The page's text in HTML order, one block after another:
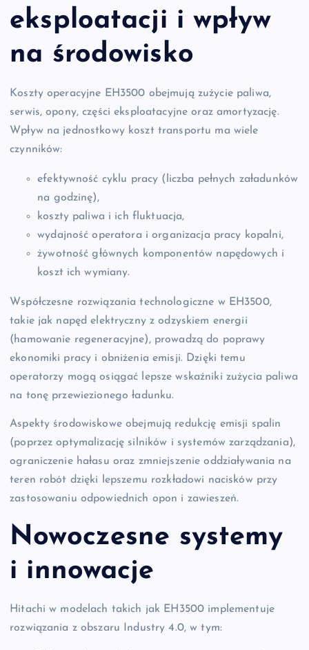
eksploatacji i wpływ
na środowisko
Koszty operacyjne EH3500 obejmują zużycie paliwa,
serwis, opony, części eksploatacyjne oraz amortyzację.
Wpływ na jednostkowy koszt transportu ma wiele
czynników:
efektywność cyklu pracy (liczba pełnych załadunków
na godzinę),
koszty paliwa i ich fluktuacja,
wydajność operatora i organizacja pracy kopalni,
żywotność głównych komponentów napędowych i
koszt ich wymiany.
Współczesne rozwiązania technologiczne w EH3500,
takie jak napęd elektryczny z odzyskiem energii
(hamowanie regeneracyjne), prowadzą do poprawy
ekonomiki pracy i obniżenia emisji. Dzięki temu
operatorzy mogą osiągać lepsze wskaźniki zużycia paliwa
na tonę przewiezionego ładunku.
Aspekty środowiskowe obejmują redukcję emisji spalin
(poprzez optymalizację silników i systemów zarządzania),
ograniczenie hałasu oraz zmniejszenie oddziaływania na
teren robót dzięki lepszemu rozkładowi nacisków przy
zastosowaniu odpowiednich opon i zawieszeń.
Nowoczesne systemy
i innowacje
Hitachi w modelach takich jak EH3500 implementuje
rozwiązania z obszaru Industry 4.0, w tym: